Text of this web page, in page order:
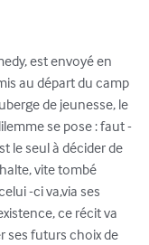
est envoyé en
au départ du camp
de jeunesse, le
se pose : faut -
le seul à décider de
vite tombé
-ci va,via ses
ce récit va
ses futurs choix de